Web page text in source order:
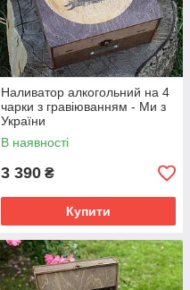
Наливатор алкогольний на 4
чарки з гравіюванням - Ми з
України
В наявності
3 390 ₴
Купити